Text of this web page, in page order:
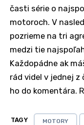
časti série o
motoroch. V
pozrieme na tri
medzi tie
Každopádne ak
rád videl v jednej z
ho do komentára.
TAGY MOTORY